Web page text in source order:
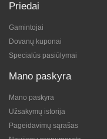
Priedai
Gamintojai
Dovanų kuponai
Specialūs pasiūlymai
Mano paskyra
Mano paskyra
Užsakymų istorija
Pageidavimų sąrašas